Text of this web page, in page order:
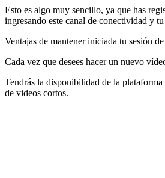
Esto es algo muy sencillo, ya que has
ingresando este canal de conectividad y
Ventajas de mantener iniciada tu sesión
Cada vez que desees hacer un nuevo
Tendrás la disponibilidad de la
de videos cortos.